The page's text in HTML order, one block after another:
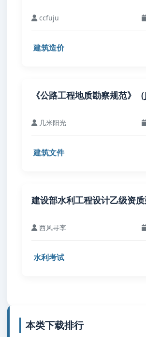
ccfuju
建筑造价
《公路工程地质勘察规范》（
几米阳光
建筑文件
建设部水利工程设计乙级资
西风寻李
水利考试
本类下载排行